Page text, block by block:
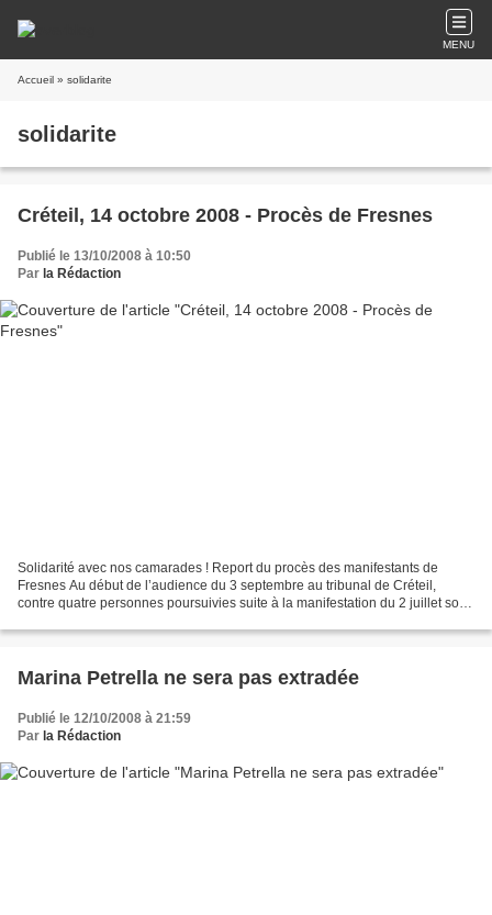
MENU
Accueil » solidarite
solidarite
Créteil, 14 octobre 2008 - Procès de Fresnes
Publié le 13/10/2008 à 10:50
Par la Rédaction
Solidarité avec nos camarades ! Report du procès des manifestants de
Fresnes Au début de l’audience du 3 septembre au tribunal de Créteil,
contre quatre personnes poursuivies suite à la manifestation du 2 juillet sous
Marina Petrella ne sera pas extradée
Publié le 12/10/2008 à 21:59
Par la Rédaction